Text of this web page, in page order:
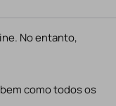
No entanto,
como todos os